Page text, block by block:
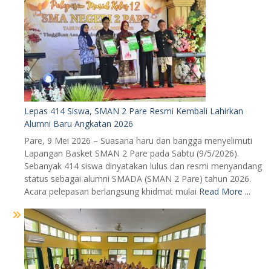
Lepas 414 Siswa, SMAN 2 Pare Resmi Kembali Lahirkan
Alumni Baru Angkatan 2026
Pare, 9 Mei 2026 – Suasana haru dan bangga menyelimuti
Lapangan Basket SMAN 2 Pare pada Sabtu (9/5/2026).
Sebanyak 414 siswa dinyatakan lulus dan resmi menyandang
status sebagai alumni SMADA (SMAN 2 Pare) tahun 2026.
Acara pelepasan berlangsung khidmat mulai Read More ...